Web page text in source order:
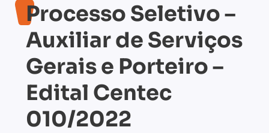
Processo Seletivo –
Auxiliar de Serviços
Gerais e Porteiro –
Edital Centec
010/2022